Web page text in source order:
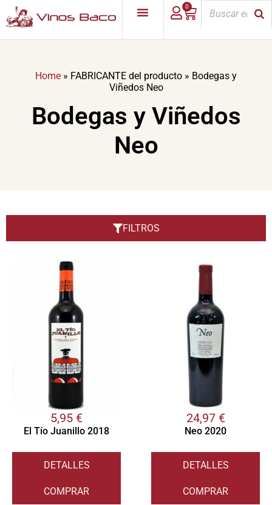
0
Home » FABRICANTE del producto » Bodegas y
Viñedos Neo
Bodegas y Viñedos
Neo
5,95 €
El Tío Juanillo 2018
DETALLES
COMPRAR
24,97 €
Neo 2020
DETALLES
COMPRAR
FILTROS